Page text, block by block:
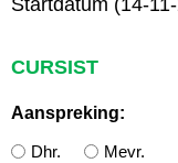
Startdatum (14-
CURSIST
Aanspreking:
Dhr. Mevr.